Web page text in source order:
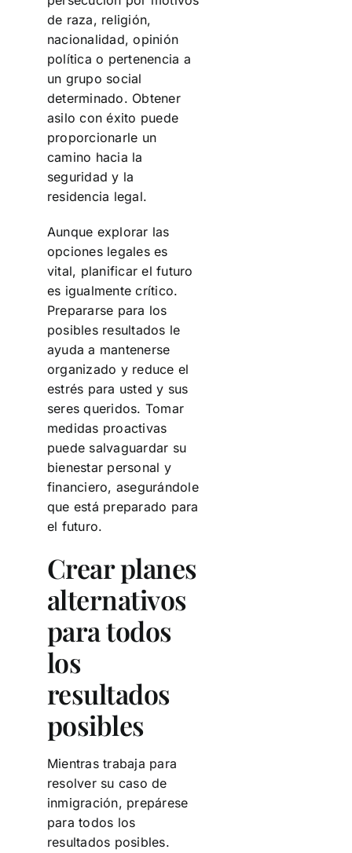
de raza, religión,
nacionalidad, opinión
política o pertenencia a
un grupo social
determinado. Obtener
asilo con éxito puede
proporcionarle un
camino hacia la
seguridad y la
residencia legal.
Aunque explorar las
opciones legales es
vital, planificar el futuro
es igualmente crítico.
Prepararse para los
posibles resultados le
ayuda a mantenerse
organizado y reduce el
estrés para usted y sus
seres queridos. Tomar
medidas proactivas
puede salvaguardar su
bienestar personal y
financiero, asegurándole
que está preparado para
el futuro.
Crear planes
alternativos
para todos
los
resultados
posibles
Mientras trabaja para
resolver su caso de
inmigración, prepárese
para todos los
resultados posibles.